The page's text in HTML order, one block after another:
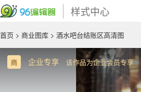
样式中心
首页 > 商业图库 > 酒水吧台结账区高清图
商 企业专享 该作品为企业会员专享